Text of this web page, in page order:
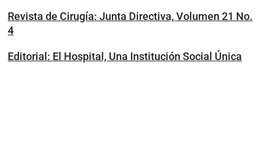
Revista de Cirugía: Junta Directiva, Volumen 21 No.
4
Editorial: El Hospital, Una Institución Social Única